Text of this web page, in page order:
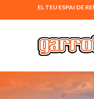
EL TEU ESPAI DE